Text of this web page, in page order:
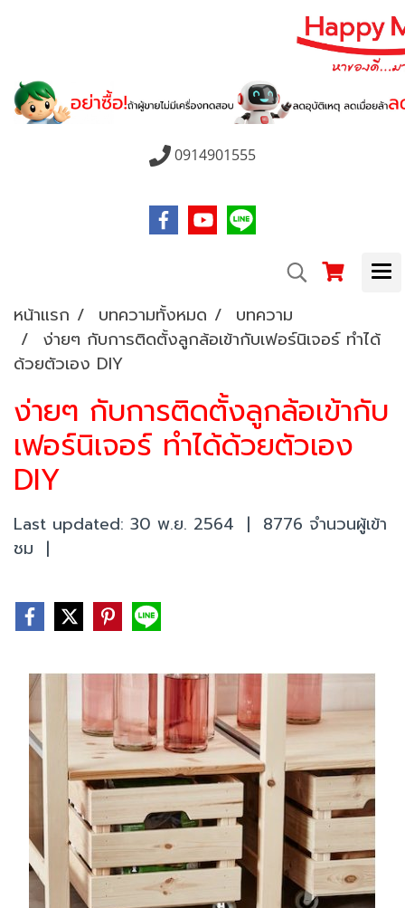
0914901555
หน้าแรก บทความทั้งหมด
บทความ
ง่ายๆ กับการติดตั้งลูกล้อเข้ากับเฟอร์นิเจอร์ ทำได้
ด้วยตัวเอง DIY
ง่ายๆ กับการติดตั้งลูกล้อเข้ากับ
เฟอร์นิเจอร์ ทำได้ด้วยตัวเอง
DIY
Last updated: 30 พ.ย. 2564 | 8776 จำนวนผู้เข้า
ชม |